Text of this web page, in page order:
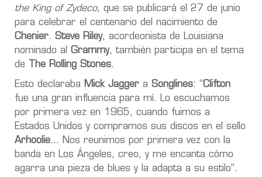
the King of Zydeco, que se publicará el 27 de junio
para celebrar el centenario del nacimiento de
Chenier. Steve Riley, acordeonista de Louisiana
nominado al Grammy, también participa en el tema
de
The Rolling Stones.
Esto declaraba Mick Jagger a Songlines: “Clifton
fue una gran influencia para mí. Lo escuchamos
por primera vez en 1965, cuando fuimos a
Estados Unidos y compramos sus discos en el sello
Arhoolie… Nos reunimos por primera vez con la
banda en Los Ángeles, creo, y me encanta cómo
agarra una pieza de blues y la adapta a su estilo”.